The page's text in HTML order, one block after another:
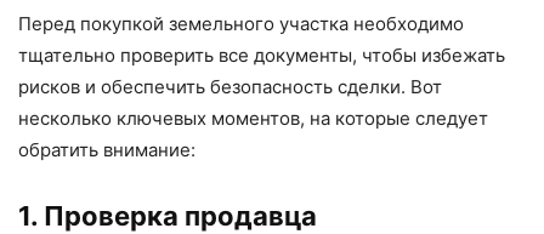
Перед покупкой земельного участка необходимо
тщательно проверить все документы, чтобы избежать
рисков и обеспечить безопасность сделки. Вот
несколько ключевых моментов, на которые следует
обратить внимание:
1. Проверка продавца